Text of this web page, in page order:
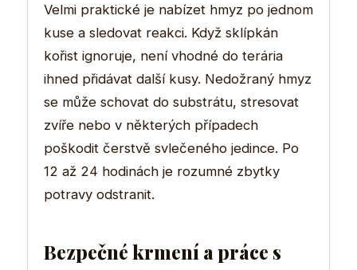
Velmi praktické je nabízet hmyz po jednom
kuse a sledovat reakci. Když sklípkán
kořist ignoruje, není vhodné do terária
ihned přidávat další kusy. Nedožraný hmyz
se může schovat do substrátu, stresovat
zvíře nebo v některých případech
poškodit čerstvě svlečeného jedince. Po
12 až 24 hodinách je rozumné zbytky
potravy odstranit.
Bezpečné krmení a práce s